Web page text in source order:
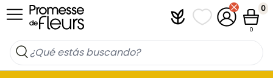
Ir al contenido PlantfitMis listas de
Mi cuenta
Cesta
0
0